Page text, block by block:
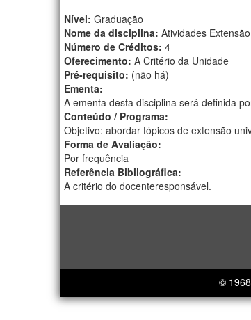
Nível: Graduação
Nome da disciplina: Atividades
Número de Créditos: 4
Oferecimento: A Critério da Unidade
Pré-requisito: (não há)
Ementa:
A ementa desta disciplina será definida
Conteúdo / Programa:
Objetivo: abordar tópicos de extensão
Forma de Avaliação:
Por frequência
Referência Bibliográfica:
A critério do docenteresponsável.
©